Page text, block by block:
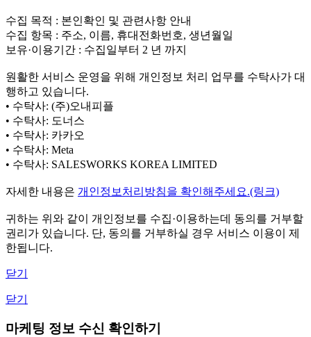
수집 목적 : 본인확인 및 관련사항 안내
수집 항목 : 주소, 이름, 휴대전화번호, 생년월일
보유·이용기간 : 수집일부터 2 년 까지
원활한 서비스 운영을 위해 개인정보 처리 업무를 수탁사가 대
행하고 있습니다.
• 수탁사: (주)오내피플
• 수탁사: 도너스
• 수탁사: 카카오
• 수탁사: Meta
• 수탁사: SALESWORKS KOREA LIMITED
자세한 내용은 개인정보처리방침을 확인해주세요.(링크)
귀하는 위와 같이 개인정보를 수집·이용하는데 동의를 거부할
권리가 있습니다. 단, 동의를 거부하실 경우 서비스 이용이 제
한됩니다.
닫기
닫기
마케팅 정보 수신 확인하기